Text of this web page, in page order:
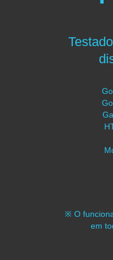
※ O
em